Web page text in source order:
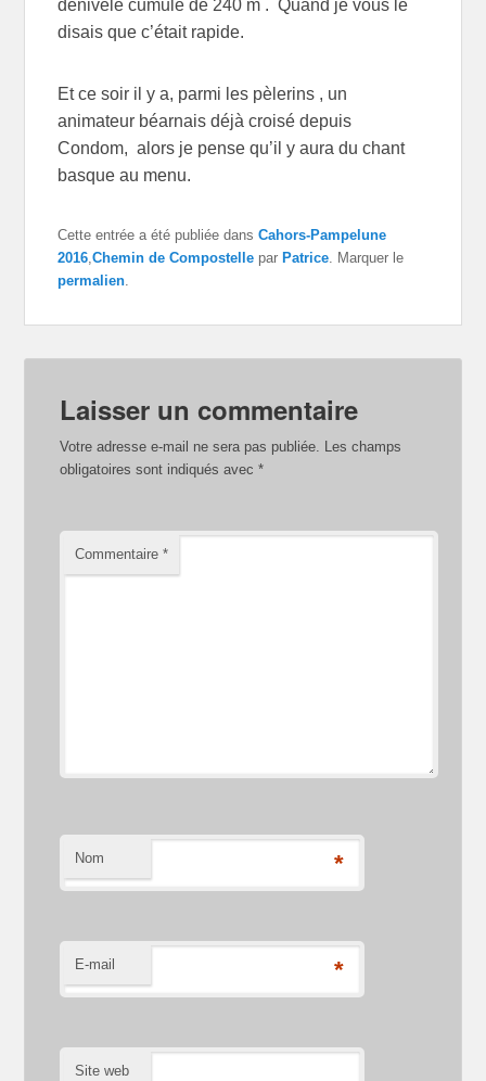
dénivelé cumulé de 240 m . Quand je vous le
disais que c’était rapide.
Et ce soir il y a, parmi les pèlerins , un
animateur béarnais déjà croisé depuis
Condom, alors je pense qu’il y aura du chant
basque au menu.
Cette entrée a été publiée dansCahors-Pampelune
2016,Chemin de Compostelle par Patrice. Marquer le
permalien.
Laisser un commentaire
Votre adresse e-mail ne sera pas publiée. Les champs
obligatoires sont indiqués avec*
Commentaire*
Nom *
E-mail *
Site web